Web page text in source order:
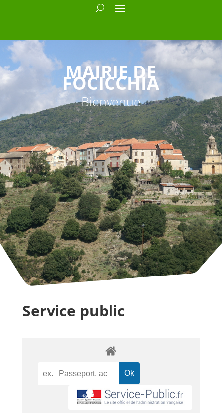
MAIRIE DE
FOCICCHIA
Bienvenue
Service public